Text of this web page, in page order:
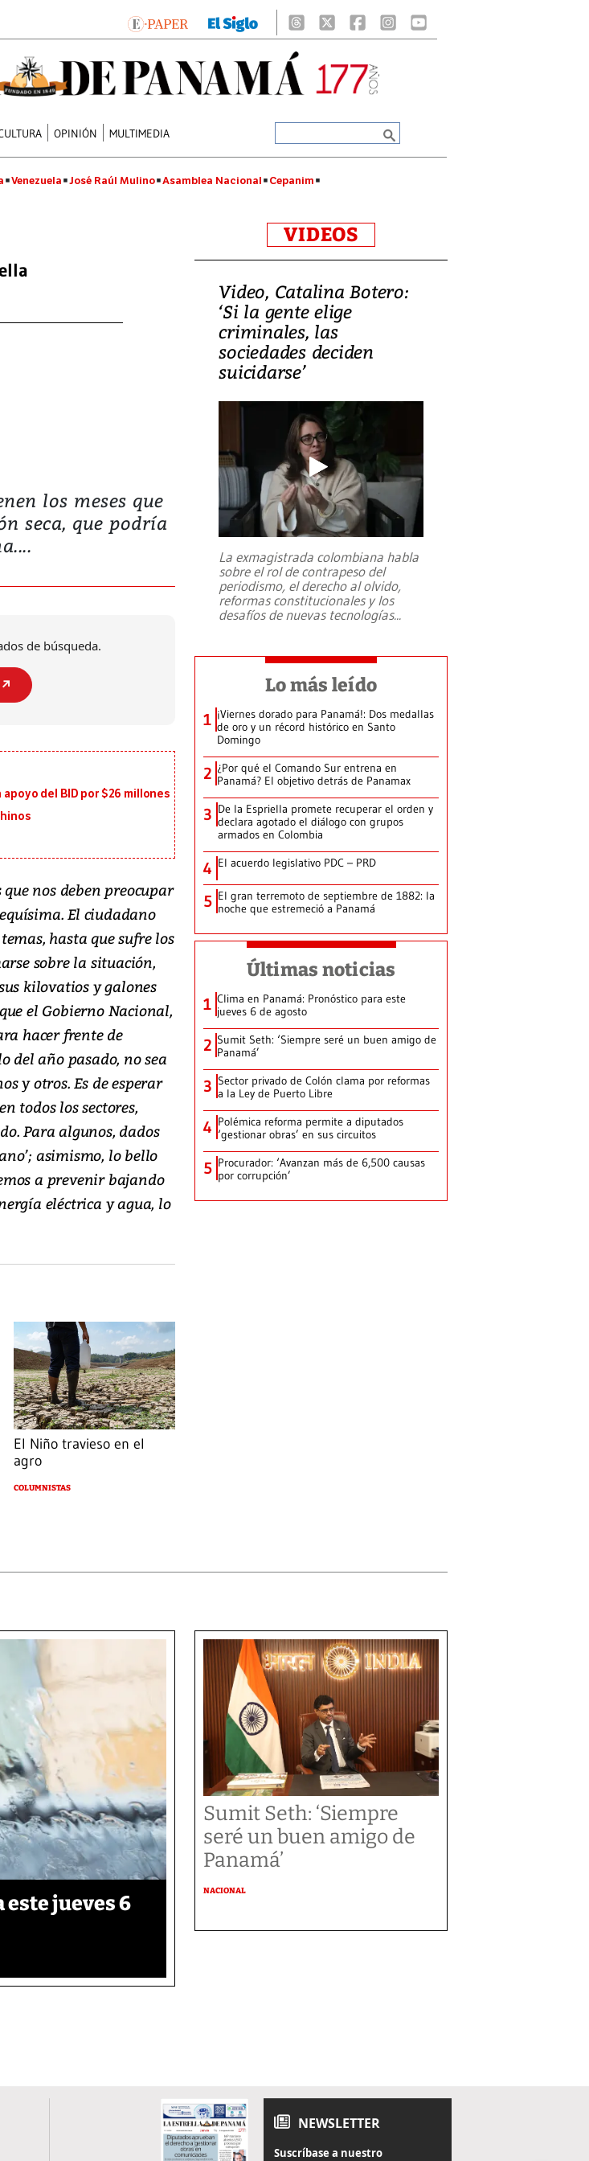
OPINIÓN MULTIMEDIA
Venezuela José Raúl Mulino Asamblea Nacional Cepanim
los meses que
seca, que podría
de búsqueda.
del BID por $26 millones
que nos deben preocupar
El ciudadano
hasta que sufre los
sobre la situación,
kilovatios y galones
el Gobierno Nacional,
hacer frente de
del año pasado, no sea
y otros. Es de esperar
todos los sectores,
Para algunos, dados
asimismo, lo bello
a prevenir bajando
eléctrica y agua, lo
El Niño travieso en el
agro
COLUMNISTAS
VIDEOS
Video, Catalina Botero:
‘Si la gente elige
criminales, las
sociedades deciden
suicidarse’
La exmagistrada colombiana habla
sobre el rol de contrapeso del
periodismo, el derecho al olvido,
reformas constitucionales y los
desafíos de nuevas tecnologías...
Lo más leído
1 ¡Viernes dorado para Panamá!: Dos medallas
de oro y un récord histórico en Santo
Domingo
2 ¿Por qué el Comando Sur entrena en
Panamá? El objetivo detrás de Panamax
3 De la Espriella promete recuperar el orden y
declara agotado el diálogo con grupos
armados en Colombia
4 El acuerdo legislativo PDC – PRD
5 El gran terremoto de septiembre de 1882: la
noche que estremeció a Panamá
Últimas noticias
1 Clima en Panamá: Pronóstico para este
jueves 6 de agosto
2 Sumit Seth: ‘Siempre seré un buen amigo de
Panamá’
3 Sector privado de Colón clama por reformas
a la Ley de Puerto Libre
4 Polémica reforma permite a diputados
‘gestionar obras’ en sus circuitos
5 Procurador: ‘Avanzan más de 6,500 causas
por corrupción’
este jueves 6
Sumit Seth: ‘Siempre
seré un buen amigo de
Panamá’
NACIONAL
NEWSLETTER
Suscríbase a nuestro